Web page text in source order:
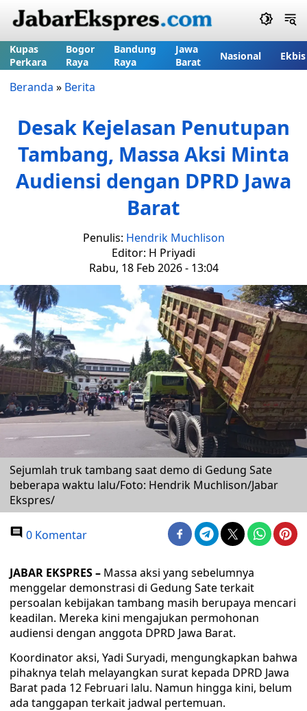
Kupas
Perkara
Bogor
Raya
Bandung
Raya
Jawa
Barat
Nasional Ekbis
Beranda » Berita
Desak Kejelasan Penutupan
Tambang, Massa Aksi Minta
Audiensi dengan DPRD Jawa
Barat
Penulis: Hendrik Muchlison
Editor: H Priyadi
Rabu, 18 Feb 2026 - 13:04
Sejumlah truk tambang saat demo di Gedung Sate
beberapa waktu lalu/Foto: Hendrik Muchlison/Jabar
Ekspres/
0 Komentar
JABAR EKSPRES – Massa aksi yang sebelumnya
menggelar demonstrasi di Gedung Sate terkait
persoalan kebijakan tambang masih berupaya mencari
keadilan. Mereka kini mengajukan permohonan
audiensi dengan anggota DPRD Jawa Barat.
Koordinator aksi, Yadi Suryadi, mengungkapkan bahwa
pihaknya telah melayangkan surat kepada DPRD Jawa
Barat pada 12 Februari lalu. Namun hingga kini, belum
ada tanggapan terkait jadwal pertemuan.